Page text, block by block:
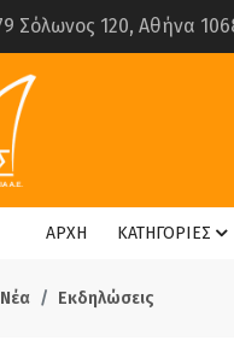
Σόλωνος 120, Αθήνα
ΑΡΧΗ ΚΑΤΗΓΟΡΙΕΣ
Νέα Εκδηλώσεις